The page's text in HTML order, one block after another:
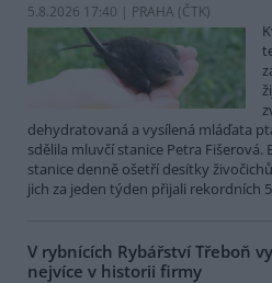
5.8.2026 17:40 | PRAHA (ČTK)
dehydratovaná a vysílená mláďata
sdělila mluvčí stanice Petra Fišerová.
stanice denně ošetří desítky
jich za jeden týden přijali rekordních
V rybnících Rybářství Třeboň
nejvíce v historii firmy